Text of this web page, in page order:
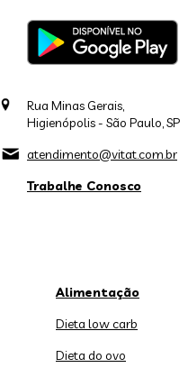
Rua Minas Gerais,
Higienópolis - São Paulo, SP
atendimento@vitat.com.br
Trabalhe Conosco
Alimentação
Dieta low carb
Dieta do ovo